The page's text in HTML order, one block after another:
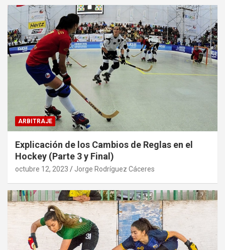
ARBITRAJE
Explicación de los Cambios de Reglas en el
Hockey (Parte 3 y Final)
octubre 12, 2023 Jorge Rodríguez Cáceres